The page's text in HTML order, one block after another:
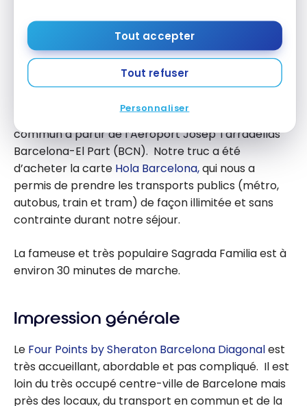
Tout accepter
Tout refuser
Personnaliser
à quelques minutes de marche de l’hôtel. À
proximité, les stations de métro Poblenou et Glòries
sont facilement accessibles à la marche et le tram
passe en face de l’hôtel.
Comptez environ 45 minutes de transport en
commun à partir de l’Aéroport Josep Tarradellas
Barcelona-El Part (BCN). Notre truc a été
d’acheter la carte Hola Barcelona,qui nous a
permis de prendre les transports publics (métro,
autobus, train et tram) de façon illimitée et sans
contrainte durant notre séjour.
La fameuse et très populaire Sagrada Familia est à
environ 30 minutes de marche.
Impression générale
Le Four Points by Sheraton Barcelona Diagonalest
très accueillant, abordable et pas compliqué. Il est
loin du très occupé centre-ville de Barcelone mais
près des locaux, du transport en commun et de la